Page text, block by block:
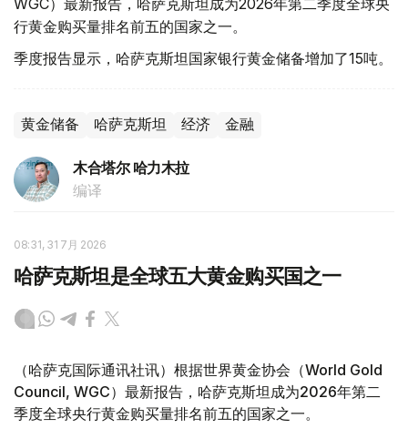
WGC）最新报告，哈萨克斯坦成为2026年第二季度全球央
行黄金购买量排名前五的国家之一。
季度报告显示，哈萨克斯坦国家银行黄金储备增加了15吨。
黄金储备 哈萨克斯坦 经济 金融
木合塔尔 哈力木拉
编译
08:31, 31 7月 2026
哈萨克斯坦是全球五大黄金购买国之一
（哈萨克国际通讯社讯）根据世界黄金协会（World Gold
Council, WGC）最新报告，哈萨克斯坦成为2026年第二
季度全球央行黄金购买量排名前五的国家之一。